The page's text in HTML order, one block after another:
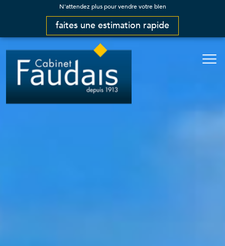
N'attendez plus pour vendre votre bien
faites une estimation rapide